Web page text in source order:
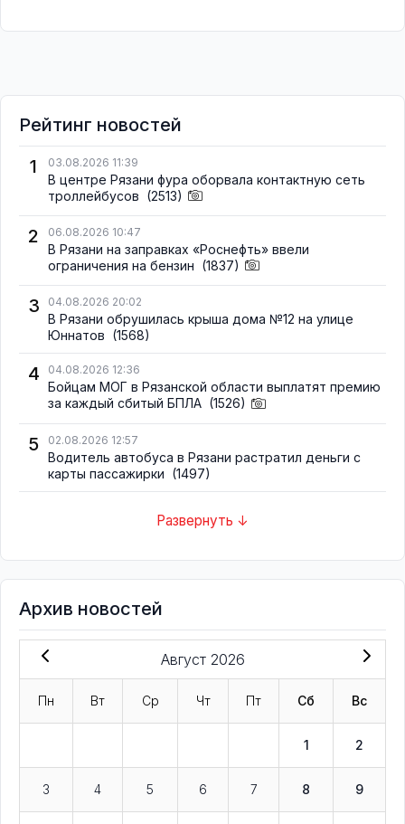
Рейтинг новостей
1
03.08.2026 11:39
В центре Рязани фура оборвала контактную сеть
троллейбусов (2513)
2 06.08.2026 10:47
В Рязани на заправках «Роснефть» ввели
ограничения на бензин (1837)
3 04.08.2026 20:02
В Рязани обрушилась крыша дома №12 на улице
Юннатов (1568)
4 04.08.2026 12:36
Бойцам МОГ в Рязанской области выплатят премию
за каждый сбитый БПЛА (1526)
5 02.08.2026 12:57
Водитель автобуса в Рязани растратил деньги с
карты пассажирки (1497)
Развернуть ↓
Архив новостей
Август 2026
Пн Вт Ср Чт Пт Сб Вс
1 2
3 4 5 6 7 8 9